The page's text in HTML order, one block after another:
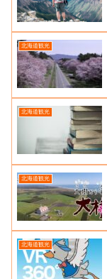
北海道観光
北海道観光
北海道観光
北海道観光